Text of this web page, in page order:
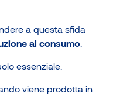
a questa sfida
al consumo
essenziale:
viene prodotta in